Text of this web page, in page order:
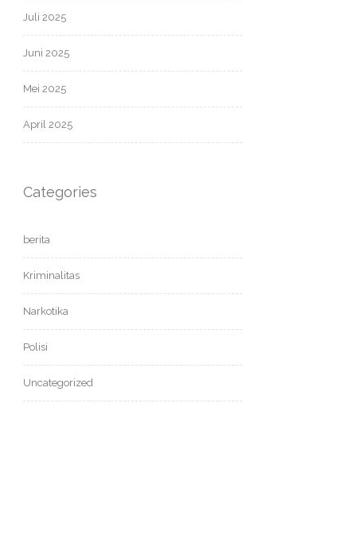
Juli 2025
Juni 2025
Mei 2025
April 2025
Categories
berita
Kriminalitas
Narkotika
Polisi
Uncategorized